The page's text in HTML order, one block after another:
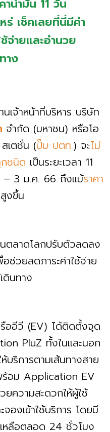
น้ำมัน 11 วัน
ร่ เช็คเลยที่นี่มีคำ
จ่ายและอำนวย
าง
เจ้าหน้าที่บริหาร บริษัท
จำกัด (มหาชน) หรือโอ
เตชั่น (ปั๊ม ปตท.) จะไม่
ชนิด เป็นระยะเวลา 11
3 ม.ค. 66 ถึงแม้ราคา
งขึ้น
ตลาดโลกปรับตัวลดลง
ช่วยลดภาระค่าใช้จ่าย
ดินทาง
ออีวี (EV) ได้ติดตั้งจุด
PluZ ทั้งในและนอก
บริการตามเส้นทางสาย
อม Application EV
ความสะดวกให้ผู้ใช้
องเข้าใช้บริการ โดยมี
หลือตลอด 24 ชั่วโมง